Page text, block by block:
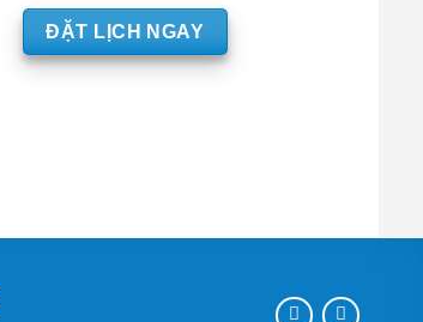
ĐẶT LỊCH NGAY